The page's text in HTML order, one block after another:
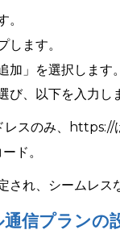
。
します。
加」を選択します。
び、以下を入力し
スのみ、https://
ド。
れ、シームレス
信プランの